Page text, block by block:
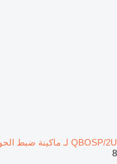
QBOSP/2U لـ ماكينة ضبط الحواف Homag
8